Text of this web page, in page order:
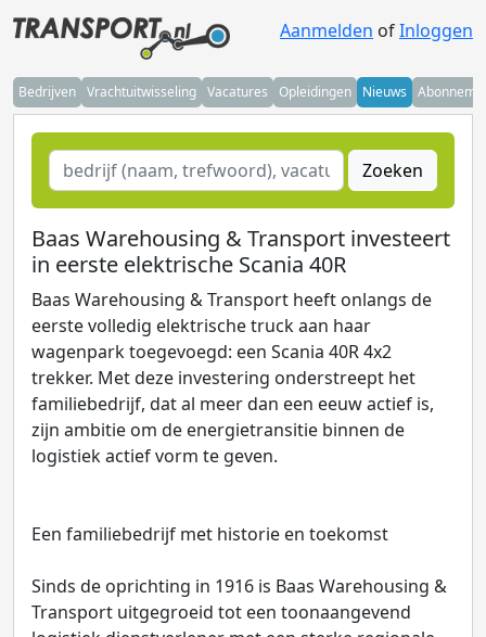
Aanmelden ofInloggen
Bedrijven Vrachtuitwisseling Vacatures Opleidingen Nieuws
Zoeken
Baas Warehousing & Transport investeert
in eerste elektrische Scania 40R
Baas Warehousing & Transport heeft onlangs de
eerste volledig elektrische truck aan haar
wagenpark toegevoegd: een Scania 40R 4x2
trekker. Met deze investering onderstreept het
familiebedrijf, dat al meer dan een eeuw actief is,
zijn ambitie om de energietransitie binnen de
logistiek actief vorm te geven.
Een familiebedrijf met historie en toekomst
Sinds de oprichting in 1916 is Baas Warehousing &
Transport uitgegroeid tot een toonaangevend